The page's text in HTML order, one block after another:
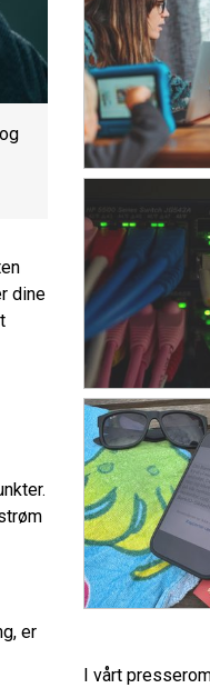
dine
er
I vårt